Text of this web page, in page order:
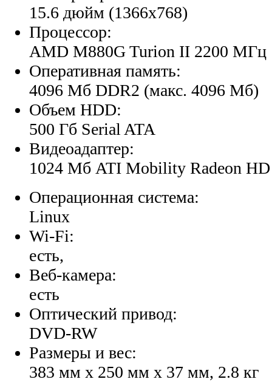
15.6 дюйм (1366x768)
Процессор:
AMD M880G Turion II 2200 МГц
Оперативная память:
4096 Мб DDR2 (макс. 4096 Мб)
Объем HDD:
500 Гб Serial ATA
Видеоадаптер:
1024 Мб ATI Mobility Radeon HD
Операционная система:
Linux
Wi-Fi:
есть,
Веб-камера:
есть
Оптический привод:
DVD-RW
Размеры и вес:
383 мм x 250 мм x 37 мм, 2.8 кг